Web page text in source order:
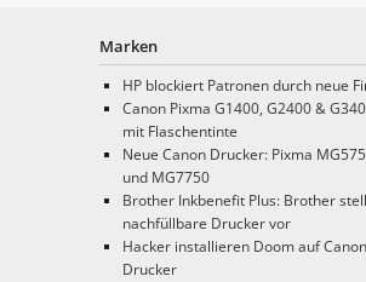
Marken
HP blockiert Patronen durch neue
Canon Pixma G1400, G2400 &
mit Flaschentinte
Neue Canon Drucker: Pixma
und MG7750
Brother Inkbenefit Plus: Brother
nachfüllbare Drucker vor
Hacker installieren Doom auf
Drucker